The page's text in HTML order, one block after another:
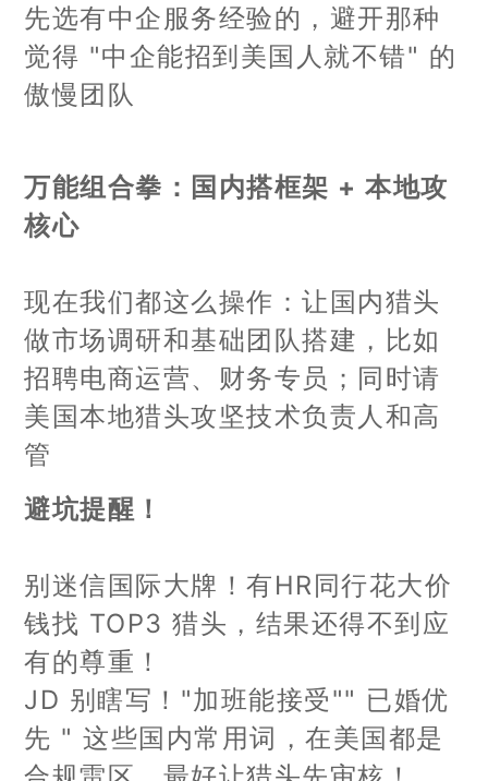
先选有中企服务经验的，避开那种
觉得 "中企能招到美国人就不错" 的
傲慢团队
万能组合拳：国内搭框架 + 本地攻
核心
现在我们都这么操作：让国内猎头
做市场调研和基础团队搭建，比如
招聘电商运营、财务专员；同时请
美国本地猎头攻坚技术负责人和高
管
避坑提醒！
别迷信国际大牌！有HR同行花大价
钱找 TOP3 猎头，结果还得不到应
有的尊重！
JD 别瞎写！"加班能接受"" 已婚优
先 " 这些国内常用词，在美国都是